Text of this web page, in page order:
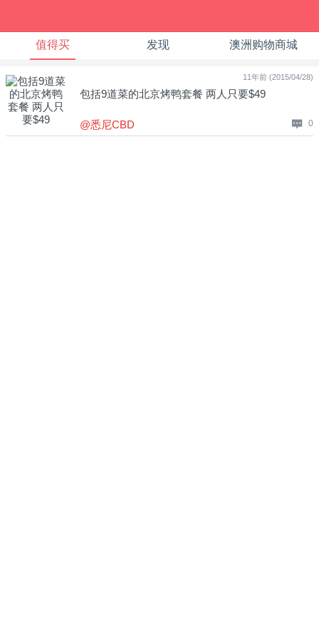
值得买 发现 澳洲购物商城
11年前 (2015/04/28)
包括9道菜的北京烤鸭套餐 两人只要$49
@悉尼CBD 0